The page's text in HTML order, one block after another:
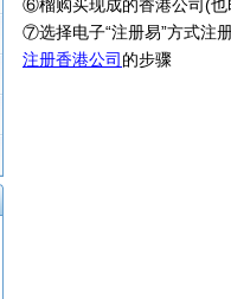
⑥榴购买现成的香港公司(也
⑦选择电子“注册易”方式注
注册香港公司 的步骤